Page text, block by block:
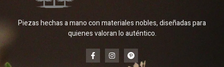
Piezas hechas a mano con materiales nobles, diseñadas para
quienes valoran lo auténtico.